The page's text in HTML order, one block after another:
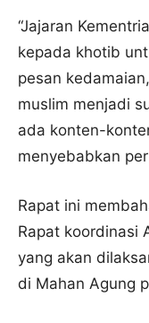
“Jajaran
kepada khotib
pesan
muslim menjadi
ada konten-
menyebabkan
Rapat ini
Rapat koordinasi
yang akan
di Mahan Agung